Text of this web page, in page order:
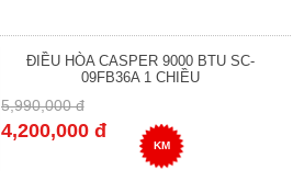
ĐIỀU HÒA CASPER 9000 BTU SC-
09FB36A 1 CHIỀU
5,990,000 đ
4,200,000 đ
KM